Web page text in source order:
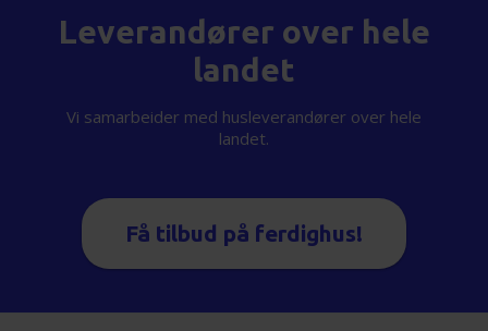
Leverandører over hele
landet
Vi samarbeider med husleverandører over hele
landet.
Få tilbud på ferdighus!